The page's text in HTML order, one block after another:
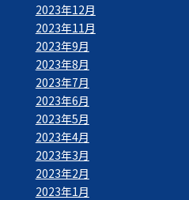
2023年12月
2023年11月
2023年9月
2023年8月
2023年7月
2023年6月
2023年5月
2023年4月
2023年3月
2023年2月
2023年1月